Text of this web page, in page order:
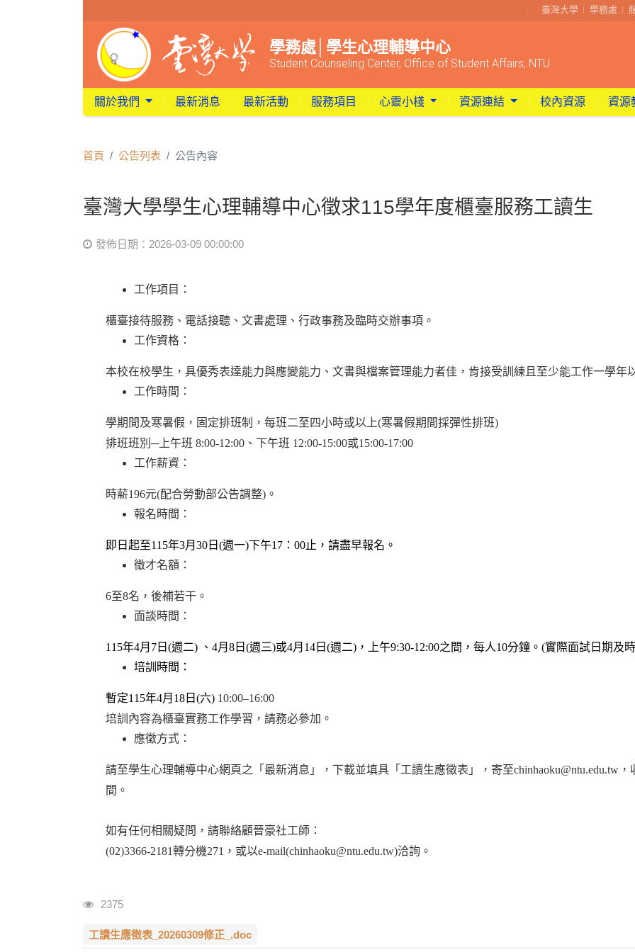
::: 臺灣大學 學務處
學務處│學生心理輔導中心
Student Counseling Center, Office of Student Affairs, NTU
關於我們 最新消息 最新活動 服務項目 心靈小棧 資源連結 校內資源 資源
首頁 公告列表 公告內容
臺灣大學學生心理輔導中心徵求115學年度櫃臺服務工讀生
發佈日期：2026-03-09 00:00:00
工作項目：
櫃臺接待服務、電話接聽、文書處理、行政事務及臨時交辦事項。
工作資格：
本校在校學生，具優秀表達能力與應變能力、文書與檔案管理能力者佳，肯接受訓練且至少能工作一學年
工作時間：
學期間及寒暑假，固定排班制，每班二至四小時或以上(寒暑假期間採彈性排班)
排班班別─上午班 8:00-12:00、下午班 12:00-15:00或15:00-17:00
工作薪資：
時薪196元(配合勞動部公告調整)。
報名時間：
即日起至115年3月30日(週一)下午17：00止，請盡早報名。
徵才名額：
6至8名，後補若干。
面談時間：
115年4月7日(週二) 、4月8日(週三)或4月14日(週二)，上午9:30-12:00之間，每人10分鐘。(實際面試日期及
培訓時間：
暫定115年4月18日(六) 10:00–16:00
培訓內容為櫃臺實務工作學習，請務必參加。
應徵方式：
請至學生心理輔導中心網頁之「最新消息」，下載並填具「工讀生應徵表」，寄至chinhaoku@ntu.edu.tw
間。
如有任何相關疑問，請聯絡顧晉豪社工師：
(02)3366-2181轉分機271，或以e-mail(chinhaoku@ntu.edu.tw)洽詢。
瀏覽人次
2375
工讀生應徵表_20260309修正_.doc